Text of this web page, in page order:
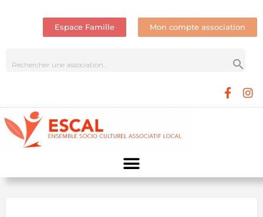
Espace Famille Mon compte association